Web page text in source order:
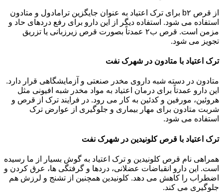
از قرص b۲ برای ترک اعتیاد به عنوان جایگزین ترامادول و متادون
استفاده می شود. استفاده دیگر از این دارو برای رفع دردهای حاد و
مزمن است. قرص ب۲ عمدتاً بصورت قرص زیرزبانی یا تزریق
تجویز می شود.
ترک اعتیاد با متادون در شهرک نفت
متادون در دسته شبه داروی مخدر صنعتی و آزمایشگاهی قرار دارد.
این دارو عمدتاً برای درمان اعتیاد به مواد مخدر شبه افیونی مثل
هروئین، مورفین و کدئین به کار می رود. در فرایند ترک از قرص و
شربت متادون برای مهار بیماری و جلوگیری از عوارض ترک
استفاده می شود.
ترک اعتیاد با قرص کلونیدین در شهرک نفت
همراهی نام قرص کلونیدین و ترک اعتیاد به گوش بسیار از ما رسیده
است. این دارو انقباضات عضلانی، دردها و گرفتگی ها، عرق کردن و
اضطراب را کاهش می دهد. کلونیدین همچنین از تشنج و لرزش هم
جلوگیری می کند.